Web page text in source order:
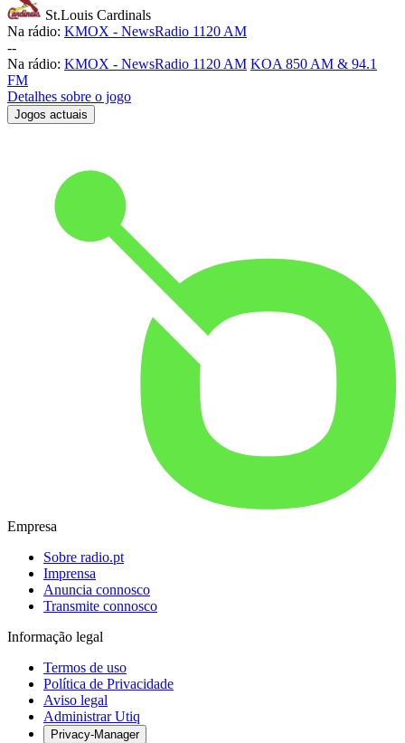
St.Louis Cardinals
Na rádio: KMOX - NewsRadio 1120 AM
--
Na rádio: KMOX - NewsRadio 1120 AM KOA 850 AM & 94.1
FM
Detalhes sobre o jogo
Jogos actuais
Empresa
Sobre radio.pt
Imprensa
Anuncia connosco
Transmite connosco
Informação legal
Termos de uso
Política de Privacidade
Aviso legal
Administrar Utiq
Privacy-Manager